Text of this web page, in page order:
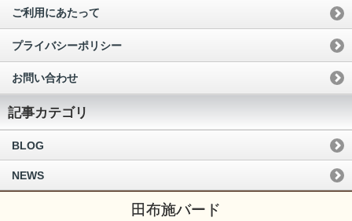
ご利用にあたって
プライバシーポリシー
お問い合わせ
記事カテゴリ
BLOG
NEWS
田布施バード